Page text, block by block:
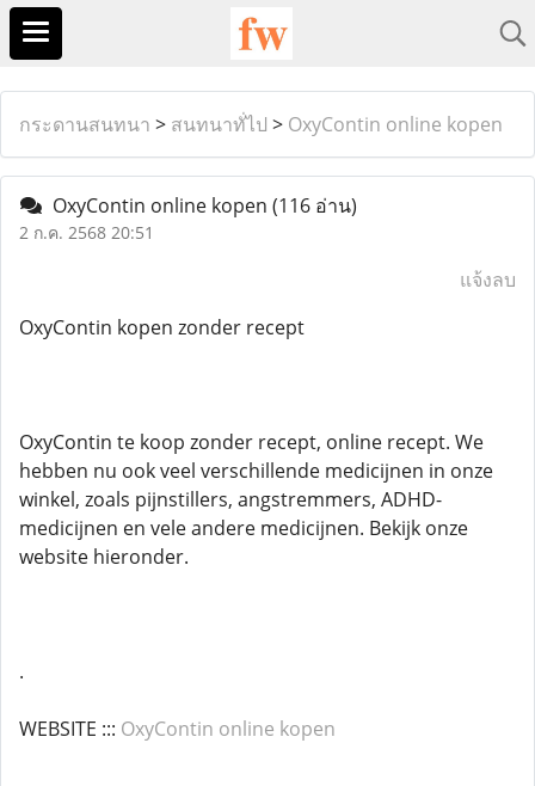
กระดานสนทนา > สนทนาทั่ไป > OxyContin online kopen
OxyContin online kopen (116 อ่าน)
2 ก.ค. 2568 20:51
แจ้งลบ
OxyContin kopen zonder recept
OxyContin te koop zonder recept, online recept. We
hebben nu ook veel verschillende medicijnen in onze
winkel, zoals pijnstillers, angstremmers, ADHD-
medicijnen en vele andere medicijnen. Bekijk onze
website hieronder.
.
WEBSITE ::: OxyContin online kopen